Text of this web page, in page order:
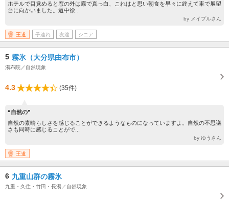
ホテルで目覚めると窓の外は霧で真っ白、これはと思い朝食を早々に終えて車で展望
台に向かいました。道中徐...
by メイプルさん
王道 子連れ 友達 シニア
5 霧氷（大分県由布市）
湯布院／自然現象
4.3 (35件)
“自然の”
自然の素晴らしさを感じることができるようなものになっていますよ。自然の不思議
さも同時に感じることがで...
by ゆうさん
王道
6 九重山群の霧氷
九重・久住・竹田・長湯／自然現象